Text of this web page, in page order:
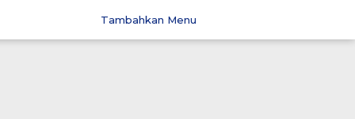
Tambahkan Menu